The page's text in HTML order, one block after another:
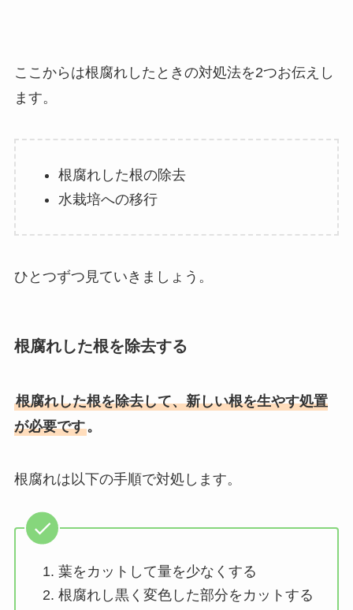
ここからは根腐れしたときの対処法を2つお伝えし
ます。
根腐れした根の除去
水栽培への移行
ひとつずつ見ていきましょう。
根腐れした根を除去する
根腐れした根を除去して、新しい根を生やす処置
が必要です。
根腐れは以下の手順で対処します。
葉をカットして量を少なくする
根腐れし黒く変色した部分をカットする